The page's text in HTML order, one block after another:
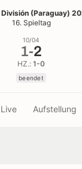
1 -2
beendet
(Paraguay)
16. Spieltag
10/04
1-2
HZ.: 1-0
beendet
Live Aufstellung